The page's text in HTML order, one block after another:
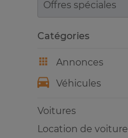
Catégories
Annonces
Véhicules
Voitures
Location de voiture